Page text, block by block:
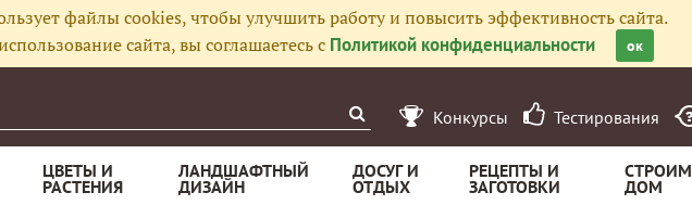
файлы cookies, чтобы улучшить работу и повысить эффективность сайта.
сайта, вы соглашаетесь с Политикой конфиденциальности ок
Конкурсы Тестирования
ЦВЕТЫ И
РАСТЕНИЯ
ЛАНДШАФТНЫЙ
ДИЗАЙН
ДОСУГ И
ОТДЫХ
РЕЦЕПТЫ И
ЗАГОТОВКИ
СТРОИМ
ДОМ